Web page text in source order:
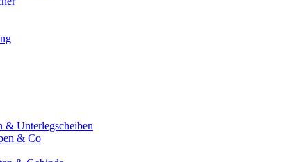
& Unterlegscheiben
& Co